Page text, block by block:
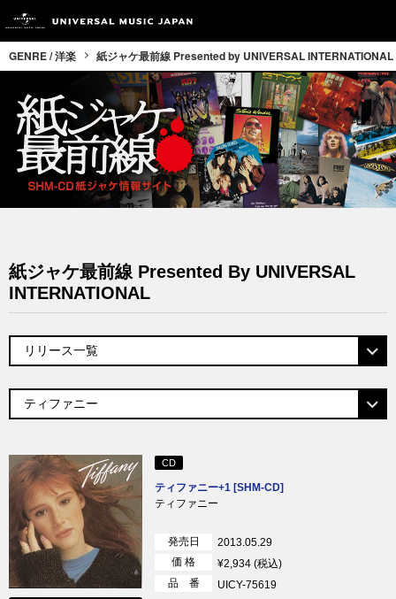
GENRE / 洋楽 紙ジャケ最前線 Presented by UNIVERSAL INTERNATIONAL
紙ジャケ最前線 Presented By UNIVERSAL
INTERNATIONAL
CD
ティファニー+1 [SHM-CD]
ティファニー
発売日
2013.05.29
価 格
¥2,934 (税込)
品 番
UICY-75619